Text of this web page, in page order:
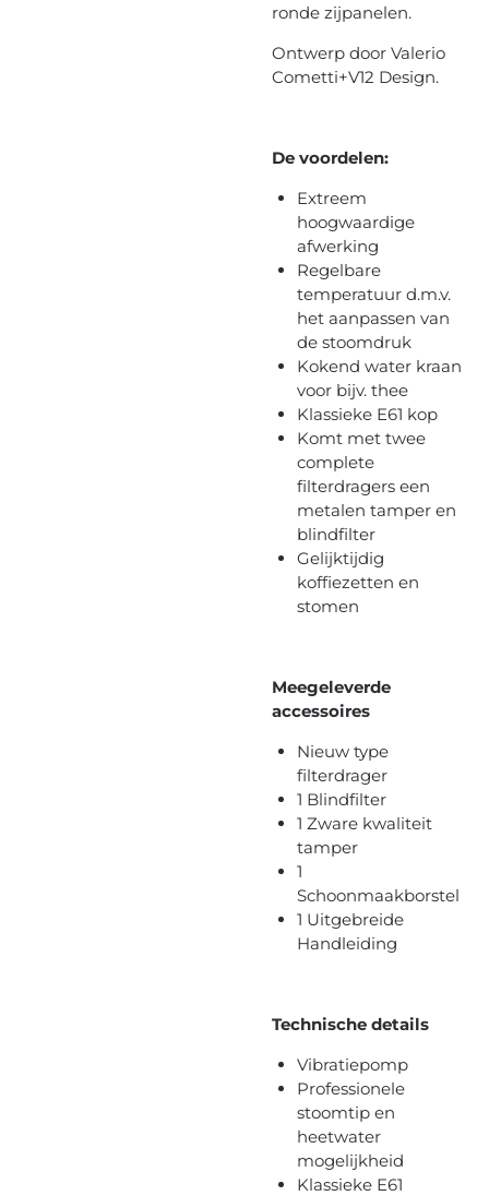
ronde zijpanelen.
Ontwerp door Valerio
Cometti+V12 Design.
De voordelen:
Extreem
hoogwaardige
afwerking
Regelbare
temperatuur d.m.v.
het aanpassen van
de stoomdruk
Kokend water kraan
voor bijv. thee
Klassieke E61 kop
Komt met twee
complete
filterdragers een
metalen tamper en
blindfilter
Gelijktijdig
koffiezetten en
stomen
Meegeleverde
accessoires
Nieuw type
filterdrager
1 Blindfilter
1 Zware kwaliteit
tamper
1
Schoonmaakborstel
1 Uitgebreide
Handleiding
Technische details
Vibratiepomp
Professionele
stoomtip en
heetwater
mogelijkheid
Klassieke E61